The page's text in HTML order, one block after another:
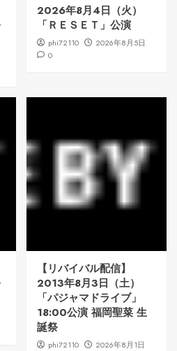
2026年8月4日（火）
「ＲＥＳＥＴ」公演
phi72110
2026年8月5日
0
【リバイバル配信】
2013年8月3日（土）
「パジャマドライブ」
18:00公演 福岡聖菜 生
誕祭
phi72110
2026年8月1日